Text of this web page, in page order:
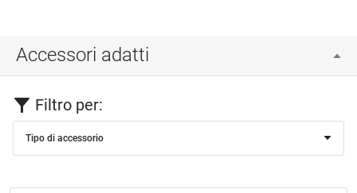
Accessori adatti
Filtro per:
Tipo di accessorio